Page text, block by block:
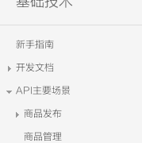
新手指南
开发文档
API主要场景
商品发布
商品管理